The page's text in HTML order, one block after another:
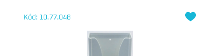
Kód: 10.77.048